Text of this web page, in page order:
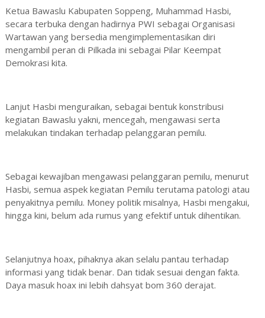
Ketua Bawaslu Kabupaten Soppeng, Muhammad Hasbi,
secara terbuka dengan hadirnya PWI sebagai Organisasi
Wartawan yang bersedia mengimplementasikan diri
mengambil peran di Pilkada ini sebagai Pilar Keempat
Demokrasi kita.
Lanjut Hasbi menguraikan, sebagai bentuk konstribusi
kegiatan Bawaslu yakni, mencegah, mengawasi serta
melakukan tindakan terhadap pelanggaran pemilu.
Sebagai kewajiban mengawasi pelanggaran pemilu, menurut
Hasbi, semua aspek kegiatan Pemilu terutama patologi atau
penyakitnya pemilu. Money politik misalnya, Hasbi mengakui,
hingga kini, belum ada rumus yang efektif untuk dihentikan.
Selanjutnya hoax, pihaknya akan selalu pantau terhadap
informasi yang tidak benar. Dan tidak sesuai dengan fakta.
Daya masuk hoax ini lebih dahsyat bom 360 derajat.